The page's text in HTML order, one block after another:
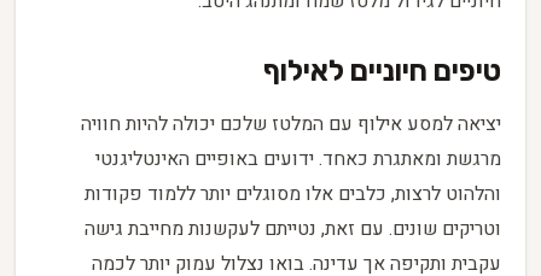
טיפים חיוניים לאילוף
יציאה למסע אילוף עם המלטז שלכם יכולה להיות חוויה
מרגשת ומאתגרת כאחד. ידועים באופיים האינטליגנטי
והלהוט לרצות, כלבים אלו מסוגלים יותר ללמוד פקודות
וטריקים שונים. עם זאת, נטייתם לעקשנות מחייבת גישה
עקבית ותקיפה אך עדינה. בואו נצלול עמוק יותר לכמה